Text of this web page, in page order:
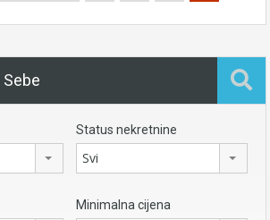
Status nekretnine
Svi
Minimalna cijena